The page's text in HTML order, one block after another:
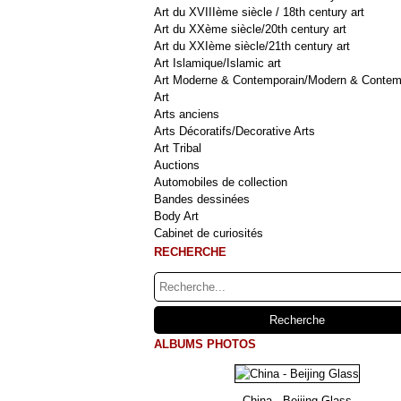
Art du XVIIIème siècle / 18th century art
Art du XXème siècle/20th century art
Art du XXIème siècle/21th century art
Art Islamique/Islamic art
Art Moderne & Contemporain/Modern &
Art
Arts anciens
Arts Décoratifs/Decorative Arts
Art Tribal
Auctions
Automobiles de collection
Bandes dessinées
Body Art
Cabinet de curiosités
RECHERCHE
ALBUMS PHOTOS